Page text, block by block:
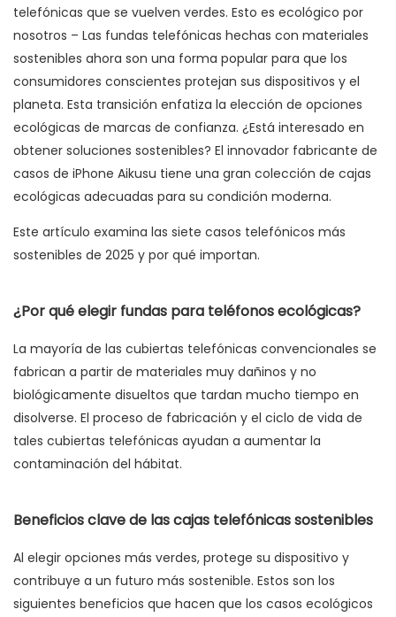
telefónicas que se vuelven verdes. Esto es ecológico por
nosotros – Las fundas telefónicas hechas con materiales
sostenibles ahora son una forma popular para que los
consumidores conscientes protejan sus dispositivos y el
planeta. Esta transición enfatiza la elección de opciones
ecológicas de marcas de confianza. ¿Está interesado en
obtener soluciones sostenibles? El innovador fabricante de
casos de iPhone Aikusu tiene una gran colección de cajas
ecológicas adecuadas para su condición moderna.
Este artículo examina las siete casos telefónicos más
sostenibles de 2025 y por qué importan.
¿Por qué elegir fundas para teléfonos ecológicas?
La mayoría de las cubiertas telefónicas convencionales se
fabrican a partir de materiales muy dañinos y no
biológicamente disueltos que tardan mucho tiempo en
disolverse. El proceso de fabricación y el ciclo de vida de
tales cubiertas telefónicas ayudan a aumentar la
contaminación del hábitat.
Beneficios clave de las cajas telefónicas sostenibles
Al elegir opciones más verdes, protege su dispositivo y
contribuye a un futuro más sostenible. Estos son los
siguientes beneficios que hacen que los casos ecológicos